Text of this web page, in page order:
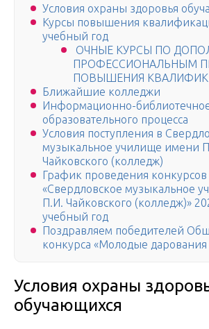
Условия охраны здоровья
Курсы повышения
учебный год
ОЧНЫЕ КУРСЫ ПО
ПРОФЕССИОНАЛЬНЫМ
ПОВЫШЕНИЯ
Ближайшие колледжи
Информационно-
образовательного процесса
Условия поступления в
музыкальное училище имени
Чайковского (колледж)
График проведения
«Свердловское музыкальное
П.И. Чайковского (колледж)»
учебный год
Поздравляем победителей
конкурса «Молодые дарования
Условия охраны
обучающихся